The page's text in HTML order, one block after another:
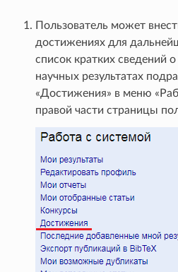
Пользователь может
достижениях для
список кратких сведений
научных результатах
«Достижения» в меню
правой части страницы